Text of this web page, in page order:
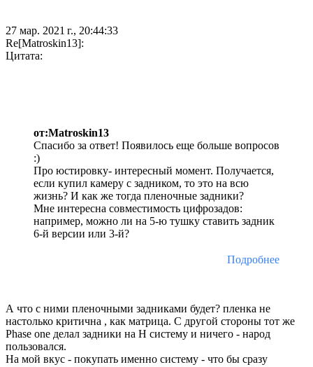
27 мар. 2021 г., 20:44:33
Re[Matroskin13]:
Цитата:
от:Matroskin13
Спасибо за ответ! Появилось еще больше вопросов
:)
Про юстировку- интересный момент. Получается,
если купил камеру с задником, то это на всю
жизнь? И как же тогда пленочные задники?
Мне интересна совместимость цифрозадов:
например, можно ли на 5-ю тушку ставить задник
6-й версии или 3-й?
Подробнее
А что с ними пленочными задниками будет? пленка не
настолько критична , как матрица. С другой стороны тот же
Phase one делал задники на H систему и ничего - народ
пользовался.
На мой вкус - покупать именно систему - что бы сразу